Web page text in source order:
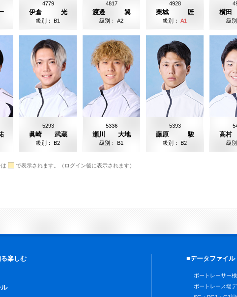
4779
伊倉 光
級別：B1
4817
渡邉 翼
級別：A2
4928
栗城 匠
級別：A1
横
級
5293
眞崎 武蔵
級別：B2
5336
瀬川 大地
級別：B1
5393
藤原 駿
級別：B2
高
級
で表示されます。（ログイン後に表示されます）
楽しむ ■データファイル
ボートレーサー
ボートレース場